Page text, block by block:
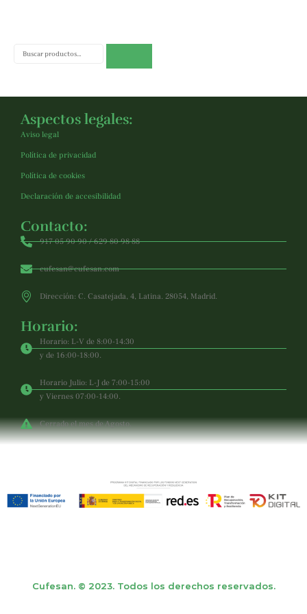
Aspectos legales:
Aviso legal
Política de privacidad
Política de cookies
Declaración de accesibilidad
Contacto:
917 05 90 90 / 629 80 98 88
cufesan@cufesan.com
Dirección: C. Casatejada, 4, Latina. 28054, Madrid.
Horario:
Horario: L-V de 8:00-14:30
y de 16:00-18:00.
Horario Julio: L-J de 7:00-15:00
y Viernes 07:00-14:00.
Cerrado el mes de Agosto.
Cufesan. © 2023. Todos los derechos reservados.